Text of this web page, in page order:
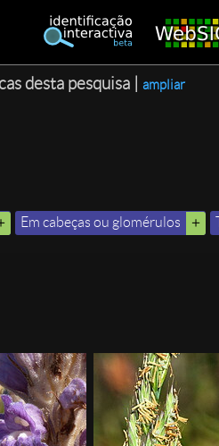
desta pesquisa | ampliar
Em cabeças ou glomérulos